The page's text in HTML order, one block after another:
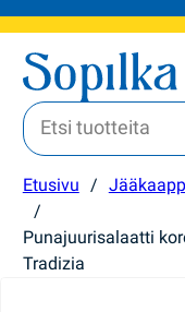
Etusivu /
/
Punajuurisalaatti
Tradizia